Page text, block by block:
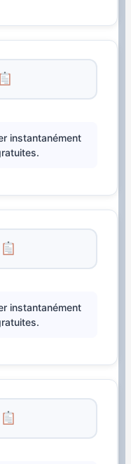
instantanément
instantanément